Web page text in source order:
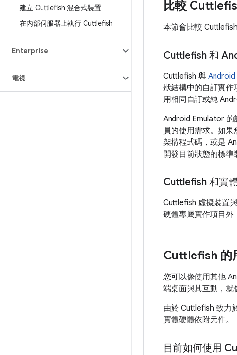
建立 Cuttlefish 混合式裝置
在內部伺服器上執行 Cuttlefish
Enterprise
電視
比較
本節會比較 Cuttlefish
Cuttlefish 和
Cuttlefish 與 Android
狀結構中的自訂實作
用相同自訂或純
Android Emulator 的
員的使用需求。如
架構程式碼，或是
開發目前狀態的標準
Cuttlefish 和實
Cuttlefish 虛擬裝置
硬體專屬實作項目外
Cuttlefish 的
您可以像使用其他
端桌面與其互動，就
由於 Cuttlefish 致力
實體硬體依附元件。
目前如何使用